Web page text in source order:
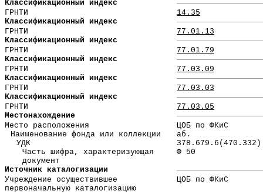
Классификационный индекс
ГРНТИ
14.35
Классификационный индекс
ГРНТИ
77.01.13
Классификационный индекс
ГРНТИ
77.01.79
Классификационный индекс
ГРНТИ
77.03.09
Классификационный индекс
ГРНТИ
77.03.03
Классификационный индекс
ГРНТИ
77.03.05
Местонахождение
Место расположения
ЦОБ по ФКиС
Наименование фонда или коллекции
аб.
УДК
378.679.6(470.332)
Часть шифра, характеризующая
документ
Ф 50
Источник каталогизации
Учреждение осуществившее
первоначальную каталогизацию
ЦОБ по ФКиС